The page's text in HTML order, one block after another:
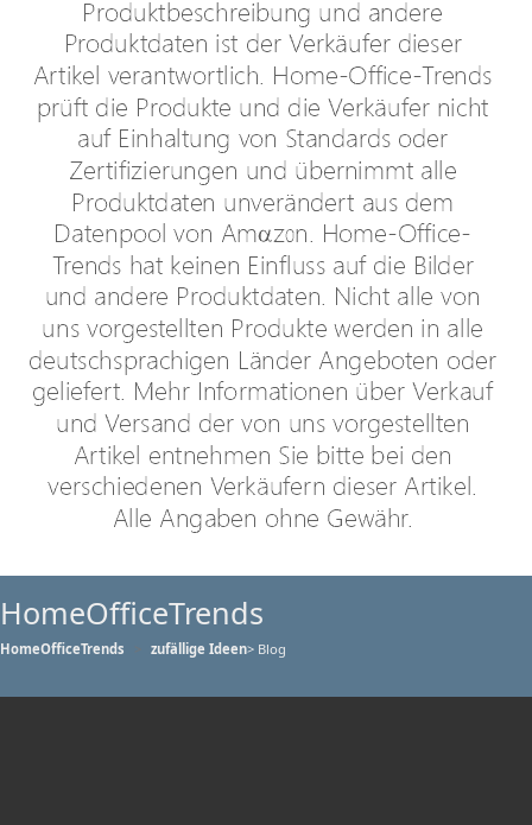
HomeOfficeTrends
HomeOfficeTrends zufällige Ideen> Blog